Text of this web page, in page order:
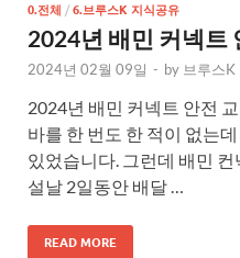
0.전체 / 6.브루스K 지식공유
2024년 배민 커넥트
2024년 02월 09일 - by 브루스K
2024년 배민 커넥트 안전
바를 한 번도 한 적이 없는
있었습니다. 그런데 배민
설날 2일동안 배달 …
READ MORE